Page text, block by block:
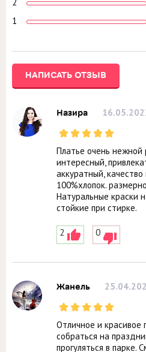
1
НАПИСАТЬ ОТЗЫВ
Назира
Платье очень нежной
интересный,
аккуратный,
100%хлопок.
Натуральные краски
стойкие при стирке.
2 0
Жанель
Отличное и красивое
собраться на
прогуляться в парке.